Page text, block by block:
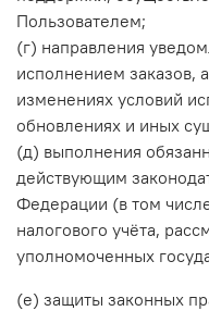
Пользователем;
(г) направления
исполнением заказов,
изменениях условий
обновлениях и иных
(д) выполнения
действующим
Федерации (в том
налогового учёта,
уполномоченных
(е) защиты законных